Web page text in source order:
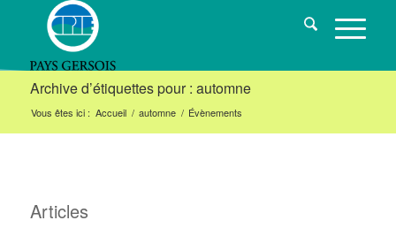
Archive d’étiquettes pour : automne
Vous êtes ici : Accueil / automne / Évènements
Articles